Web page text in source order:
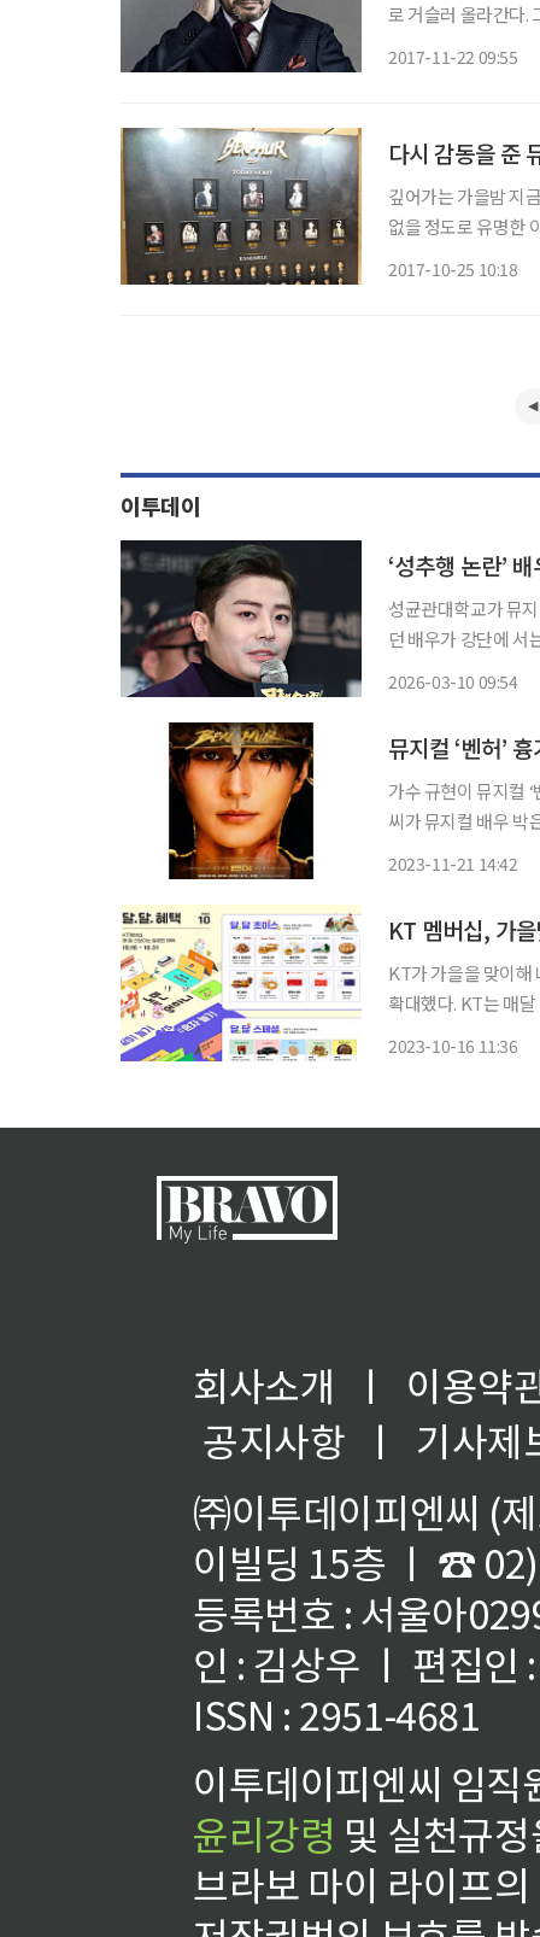
로 거슬러 올라간다.
2017-11-22 09:55
다시 감동을 준
깊어가는 가을밤 지
없을 정도로 유명한
2017-10-25 10:18
이투데이
‘성추행 논란’
성균관대학교가 뮤
던 배우가 강단에 서
2026-03-10 09:54
뮤지컬 ‘벤허’
가수 규현이 뮤지컬
씨가 뮤지컬 배우 박은태를 노렸던
2023-11-21 14:42
KT 멤버십, 가
KT가 가을을 맞이해
확대했다. KT는 매달 새로운 제휴 혜택을 선보이는 ‘달.달.혜택’의 10월 라인업을 16일 공개했
2023-10-16 11:36
회사소개 ㅣ
이용약
공지사항
ㅣ
기사제
㈜이투데이피엔씨 (
이빌딩 15층 ㅣ ☎
등록번호 : 서울아
인 : 김상우 ㅣ 편집인
ISSN : 2951-4681
이투데이피엔씨 임
윤리강령 및 실천규
브라보 마이 라이프